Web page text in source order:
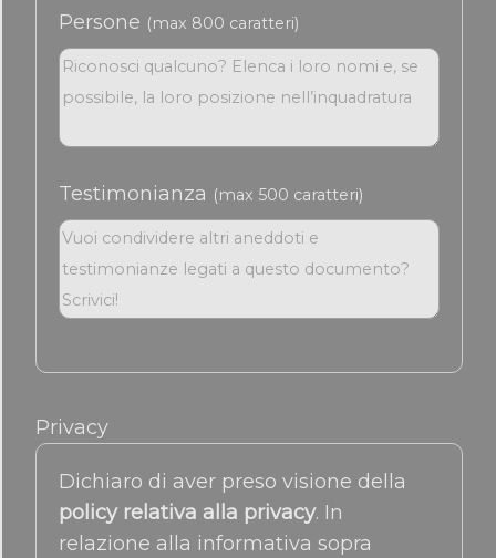
Persone (max 800 caratteri)
Testimonianza (max 500 caratteri)
Privacy
Dichiaro di aver preso visione della
policy relativa alla privacy. In
relazione alla informativa sopra